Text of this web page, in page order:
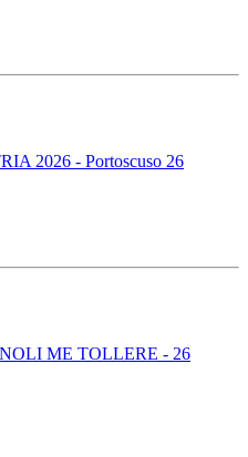
2026 - Portoscuso 26
ME TOLLERE - 26